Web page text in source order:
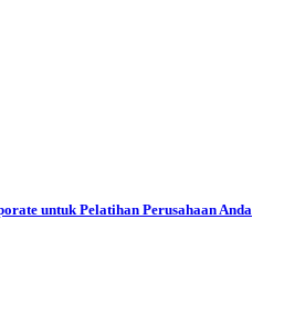
untuk Pelatihan Perusahaan Anda